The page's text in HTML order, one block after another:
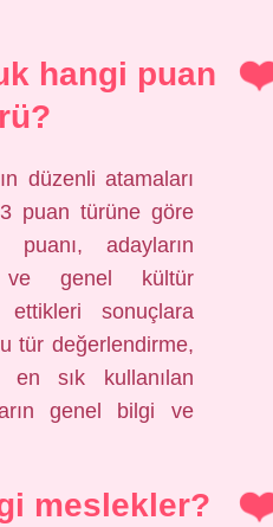
hangi puan
düzenli atamaları
puan türüne göre
puanı, adayların
ve genel kültür
sonuçlara
tür değerlendirme,
en sık kullanılan
genel bilgi ve
meslekler?